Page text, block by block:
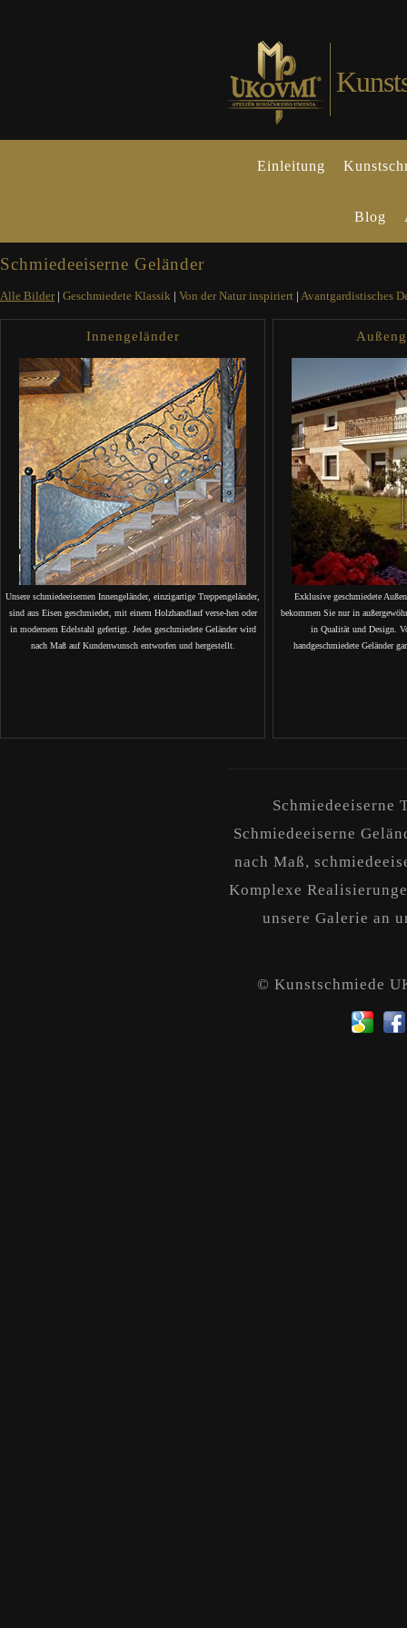
Einleitung
Blog
Schmiedeeiserne Geländer
Alle Bilder| Geschmiedete Klassik | Von der Natur inspiriert | Avantgardistisches
Innengeländer
Unsere schmiedeeisernen Innengeländer, einzigartige Treppengeländer,
sind aus Eisen geschmiedet, mit einem Holzhandlauf verse-hen oder
in modernem Edelstahl gefertigt. Jedes geschmiedete Geländer wird
nach Maß auf Kundenwunsch entworfen und hergestellt.
Exklusive geschmiedete
bekommen Sie nur in
in Qualität und Design.
handgeschmiedete Geländer
Schmiedeeiserne
Schmiedeeiserne
nach Maß,
Komplexe
unsere Galerie an
© Kunstschmiede